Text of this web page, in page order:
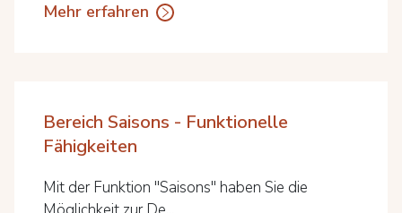
Mehr erfahren
Bereich Saisons - Funktionelle
Fähigkeiten
Mit der Funktion "Saisons" haben Sie die